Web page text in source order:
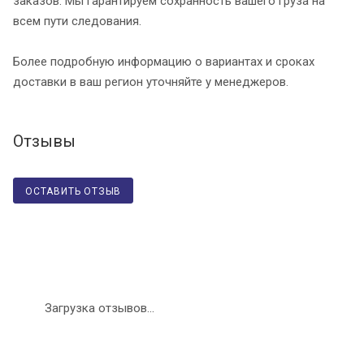
всем пути следования.
Более подробную информацию о вариантах и сроках
доставки в ваш регион уточняйте у менеджеров.
Отзывы
ОСТАВИТЬ ОТЗЫВ
Загрузка отзывов...